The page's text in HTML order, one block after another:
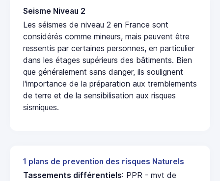
Seisme Niveau 2
Les séismes de niveau 2 en France sont
considérés comme mineurs, mais peuvent être
ressentis par certaines personnes, en particulier
dans les étages supérieurs des bâtiments. Bien
que généralement sans danger, ils soulignent
l'importance de la préparation aux tremblements
de terre et de la sensibilisation aux risques
sismiques.
1 plans de prevention des risques Naturels
Tassements différentiels: PPR - mvt de